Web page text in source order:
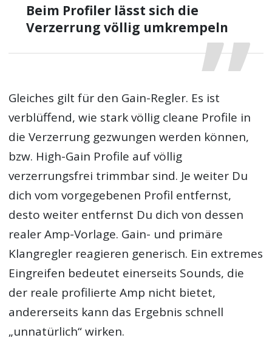
Beim Profiler lässt sich die
Verzerrung völlig umkrempeln
Gleiches gilt für den Gain-Regler. Es ist
verblüffend, wie stark völlig cleane Profile in
die Verzerrung gezwungen werden können,
bzw. High-Gain Profile auf völlig
verzerrungsfrei trimmbar sind. Je weiter Du
dich vom vorgegebenen Profil entfernst,
desto weiter entfernst Du dich von dessen
realer Amp-Vorlage. Gain- und primäre
Klangregler reagieren generisch. Ein extremes
Eingreifen bedeutet einerseits Sounds, die
der reale profilierte Amp nicht bietet,
andererseits kann das Ergebnis schnell
„unnatürlich“ wirken.